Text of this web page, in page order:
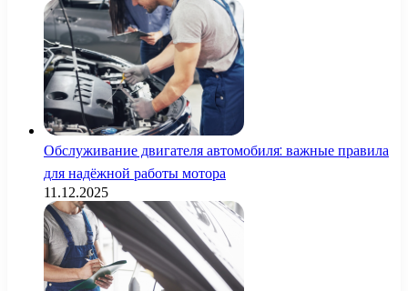
Обслуживание двигателя автомобиля: важные правила
для надёжной работы мотора
11.12.2025